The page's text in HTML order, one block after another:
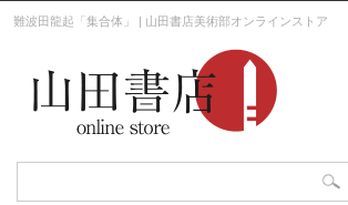
難波田龍起「集合体」 | 山田書店美術部オンラインストア